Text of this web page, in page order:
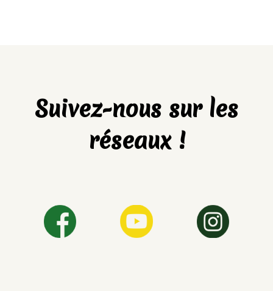
Suivez-nous sur les
réseaux !